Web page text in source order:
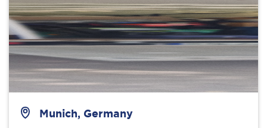
Munich, Germany